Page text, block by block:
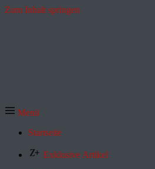
Zum Inhalt springen
Menü
Startseite
Exklusive Artikel